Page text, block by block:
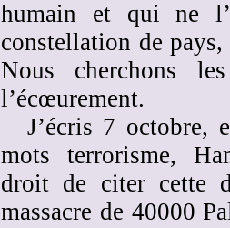
humain et qui ne
constellation de
Nous cherchons
l’écœurement.
J’écris 7 octobre,
mots terrorisme,
droit de citer cette
massacre de 40000